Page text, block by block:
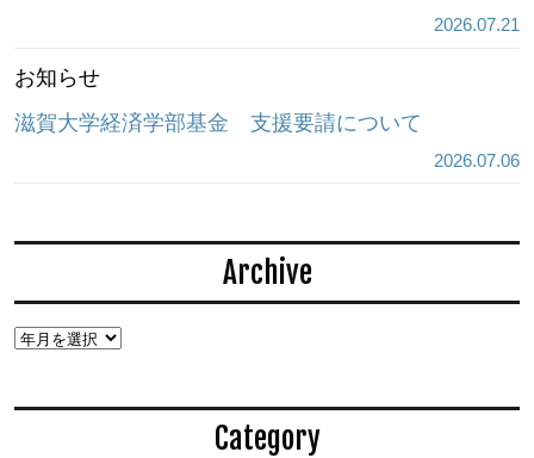
2026.07.21
お知らせ
滋賀大学経済学部基金 支援要請について
2026.07.06
Archive
Category